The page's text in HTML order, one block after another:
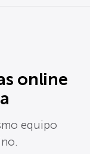
online
equipo